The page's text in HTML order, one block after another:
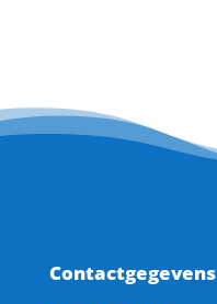
Contactgegevens